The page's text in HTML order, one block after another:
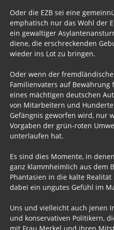
Oder die EZB sei eine
emphatisch nur das Wohl der
ein gewaltiger
diene, die erschreckenden
wieder ins Lot zu bringen.
Oder wenn der
Familienvaters auf Bewährung
eines mächtigen deutschen
von Mitarbeitern und
Gefängnis geworfen wird, nur
Vorgaben der grün-roten
unterlaufen hat.
Es sind dies Momente, in
ganz klammheimlich aus dem
Phantasien in die kalte
dabei ein ungutes Gefühl im
Uns und vielleicht auch jenen
und konservativen Politikern,